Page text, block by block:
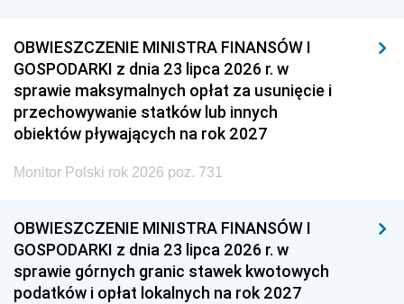
OBWIESZCZENIE MINISTRA FINANSÓW I
GOSPODARKI z dnia 23 lipca 2026 r. w
sprawie maksymalnych opłat za usunięcie i
przechowywanie statków lub innych
obiektów pływających na rok 2027
Monitor Polski rok 2026 poz. 731
OBWIESZCZENIE MINISTRA FINANSÓW I
GOSPODARKI z dnia 23 lipca 2026 r. w
sprawie górnych granic stawek kwotowych
podatków i opłat lokalnych na rok 2027